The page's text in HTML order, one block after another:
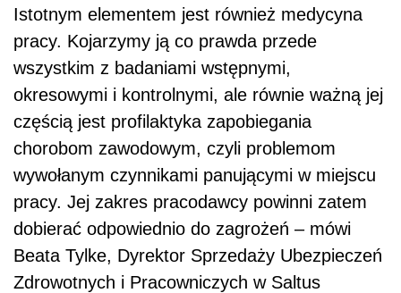
Istotnym elementem jest również medycyna
pracy. Kojarzymy ją co prawda przede
wszystkim z badaniami wstępnymi,
okresowymi i kontrolnymi, ale równie ważną jej
częścią jest profilaktyka zapobiegania
chorobom zawodowym, czyli problemom
wywołanym czynnikami panującymi w miejscu
pracy. Jej zakres pracodawcy powinni zatem
dobierać odpowiednio do zagrożeń – mówi
Beata Tylke, Dyrektor Sprzedaży Ubezpieczeń
Zdrowotnych i Pracowniczych w Saltus